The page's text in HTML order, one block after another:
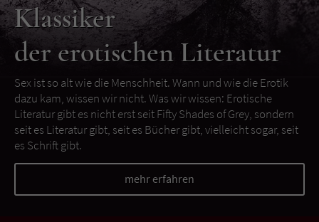
Klassiker
der erotischen Literatur
Sex ist so alt wie die Menschheit. Wann und wie die Erotik
dazu kam, wissen wir nicht. Was wir wissen: Erotische
Literatur gibt es nicht erst seit Fifty Shades of Grey, sondern
seit es Literatur gibt, seit es Bücher gibt, vielleicht sogar, seit
es Schrift gibt.
mehr erfahren